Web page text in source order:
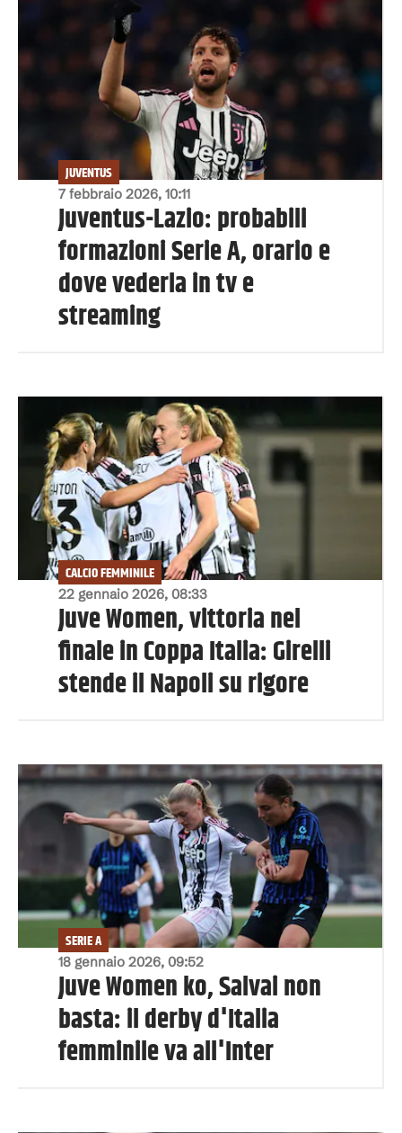
7 febbraio 2026, 10:11
JUVENTUS
Juventus-Lazio: probabili
formazioni Serie A, orario e
dove vederla in tv e
streaming
22 gennaio 2026, 08:33
CALCIO FEMMINILE
Juve Women, vittoria nel
finale in Coppa Italia: Girelli
stende il Napoli su rigore
18 gennaio 2026, 09:52
SERIE A
Juve Women ko, Salvai non
basta: il derby d'Italia
femminile va all'Inter